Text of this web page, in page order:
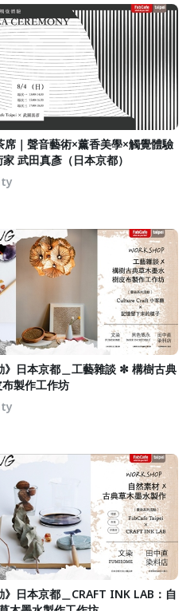
席｜聲音藝術×薰香美學×觸覺體驗
武田真彥（日本京都）
》日本京都＿工藝雜談 ✼ 構樹古典
製作工作坊
》日本京都＿CRAFT INK LAB：自